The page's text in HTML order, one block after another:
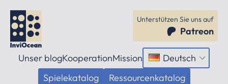
Unterstützen Sie uns auf
Patreon
Unser blogKooperationMission Deutsch
Menü
öffnen
Spielekatalog Ressourcenkatalog